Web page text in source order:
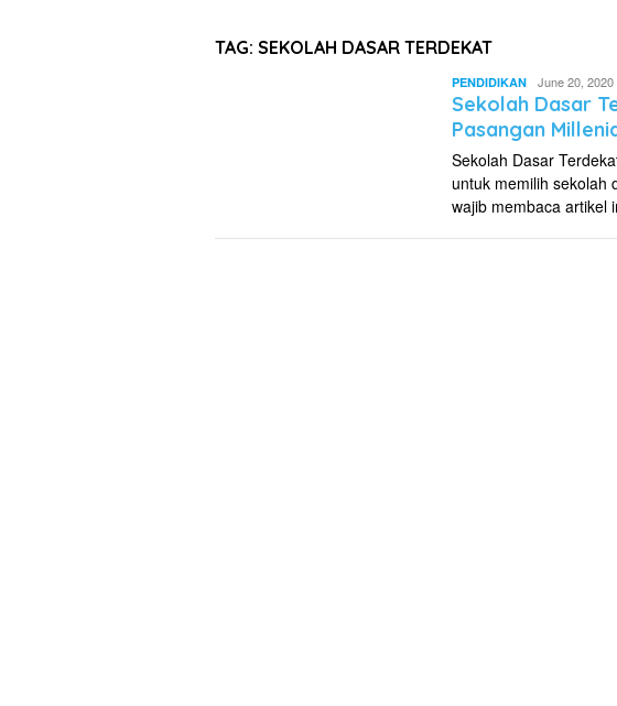
TAG: SEKOLAH DASAR TERDEKAT
PENDIDIKANAgeng
Triyono
June 20, 2020
Sekolah Dasar
Pasangan
Sekolah Dasar
untuk memilih sekolah
wajib membaca artikel